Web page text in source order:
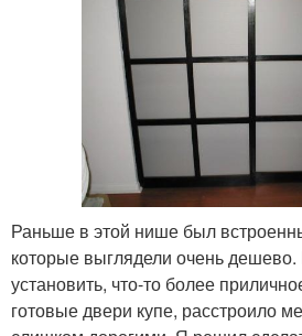
Раньше в этой нише был
которые выглядели очень
установить, что-то более
готовые двери купе, расстроило